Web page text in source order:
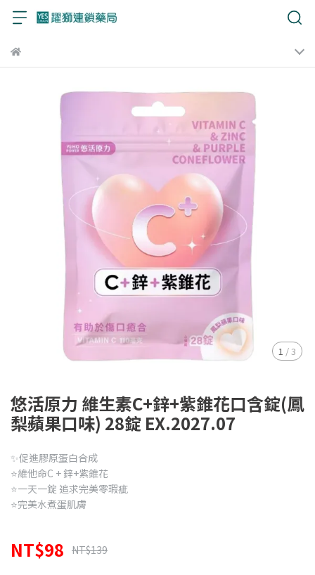
1 /3
悠活原力 維生素C+鋅+紫錐花口含錠(鳳
梨蘋果口味) 28錠 EX.2027.07
✨促進膠原蛋白合成
⭐️維他命C + 鋅+紫錐花
⭐️一天一錠 追求完美零瑕疵
⭐️完美水煮蛋肌膚
NT$98 NT$139